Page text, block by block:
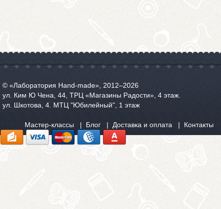
© «Лаборатория Hand-made», 2012‒2026
ул. Ким Ю Чена, 44, ТРЦ «Магазины Радости», 4 этаж.
ул. Шкотова, 4. МТЦ "Юбилейный", 1 этаж
Мастер-классы Блог Доставка и оплата Контакты